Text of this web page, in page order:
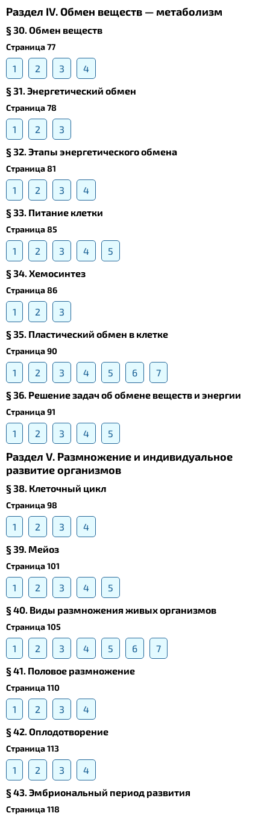
Раздел IV. Обмен веществ — метаболизм
§ 30. Обмен веществ
Страница 77
1 2 3
4
§ 31. Энергетический обмен
Страница 78
1 2
3
§ 32. Этапы энергетического обмена
Страница 81
1 2 3
4
§ 33. Питание клетки
Страница 85
1 2 3 4
5
§ 34. Хемосинтез
Страница 86
1 2
3
§ 35. Пластический обмен в клетке
Страница 90
1 2 3 4 5 6
7
§ 36. Решение задач об обмене веществ и энергии
Страница 91
1 2 3 4 5
Раздел V. Размножение и индивидуальное
развитие организмов
§ 38. Клеточный цикл
Страница 98
1 2 3
4
§ 39. Meйоз
Страница 101
1 2 3 4
5
§ 40. Виды размножения живых организмов
Страница 105
1 2 3 4 5 6
7
§ 41. Половое размножение
Страница 110
1 2 3
4
§ 42. Оплодотворение
Страница 113
1 2 3
4
§ 43. Эмбриональный период развития
Страница 118